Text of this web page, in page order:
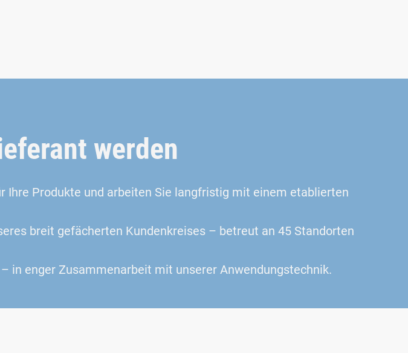
werden
Ihre Produkte und arbeiten Sie langfristig mit einem etablierten
breit gefächerten Kundenkreises – betreut an 45 Standorten
in enger Zusammenarbeit mit unserer Anwendungstechnik.